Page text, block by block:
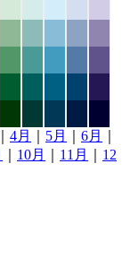
4月 5月 6月
10月 11月
12